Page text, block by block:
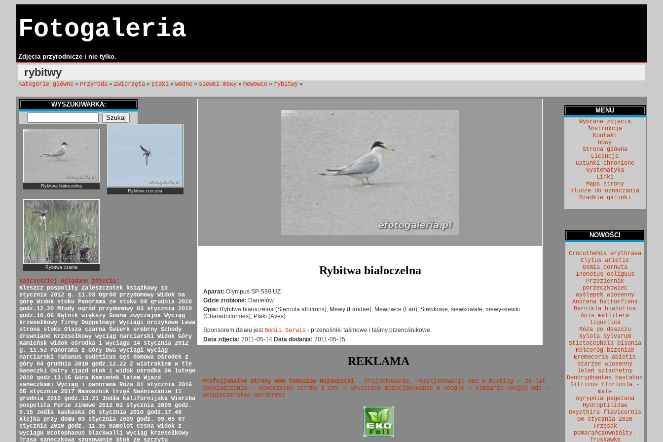
Fotogaleria
Zdjęcia przyrodnicze i nie tylko.
rybitwy
Kategorie główne » Przyroda » Zwierzęta » ptaki » wodne » siewki mewy » mewowce » rybitwy »
WYSZUKIWARKA:
Rybitwa białoczelna
Rybitwa rzeczna
Rybitwa czarna
Najczęściej oglądane zdjęcia:
Kleszcz pospolity Zaleszczotek książkowy 10
stycznia 2012 g. 11.03 Ogród przydomowy Widok na
górę Widok stoku Panorama ze stoku 04 grudnia 2010
godz.12.20 Młody ogród przydomowy 03 stycznia 2010
godz.10.06 Kątnik większy Sosna zwyczajna Wyciąg
krzesełkowy firmy Doppelmayr Wyciągi orczykowe Lewa
strona stoku Olsza czarna Świerk srebrny Schody
drewniane Krzesełkowy wyciąg narciarski Widok Góry
Kamieńsk widok ośrodka i wyciągu 14 stycznia 2012
g. 11.52 Panorama z Góry Dwa wyciągi Wyciąg
narciarski Tabanus sudeticus Gęś domowa Ośrodek z
góry 04 grudnia 2010 godz.12.22 Z wiatrakiem w tle
Saneczki Ostry zjazd stok i widok ośrodka 06 lutego
2010 godz.13.15 Góra Kamieńsk latem Wjazd
saneczkami Wyciąg i panorama Róża 01 stycznia 2016
05 stycznia 2017 Nasosznik trzęś Naśnieżanie 11
grudnia 2010 godz.13.21 Jodła kalifornijska Wierzba
pospolita Ferie zimowe 2012 02 stycznia 2009 godz.
9.15 Jodła kaukaska 05 stycznia 2010 godz.17.48
Alejka przy domu 03 stycznia 2009 godz. 09.05 07
stycznia 2010 godz. 11.35 Samolot Cesna Widok z
wyciągu Scotophaeus blackwalli Wyciąg krzesełkowy
Trasa saneczkowa szusowanie Stok ze szczytu
Rybitwa białoczelna
Aparat: Olympus SP-590 UZ
Gdzie zrobione: Danielów
Opis: Rybitwa białoczelna (Sternula albifrons), Mewy (Laridae), Mewowce (Lari), Siewkowe, siewkowate, mewy-siewki
(Charadriiformes), Ptaki (Aves).
Sponsorem działu jest Bomii Serwis - przenośniki taśmowe i taśmy przenośnikowe.
Data zdjęcia: 2011-05-14 Data dodania: 2011-05-15
REKLAMA
Profesjonalne Strony WWW Tomaszów Mazowiecki - Projektowanie, Pozycjonowanie SEO & Hosting ✅ 25 lat
doświadczenia ✅ Nowoczesne strony z CMS ✅ Skuteczne pozycjonowanie w Google ✅ Kampanie Google Ads ✅
Bezpieczeństwo WordPress
MENU
Wybrane zdjęcia
Instrukcja
Kontakt
nowy
Strona główna
Licencja
Gatunki chronione
Systematyka
Linki
Mapa strony
Klucze do oznaczania
Rzadkie gatunki
NOWOŚCI
Crocothemis erythraea
Clytus arietis
Osmia cornuta
Inonotus obliguus
Przeziernik
porzeczkowiec
Wyślepek wiosenny
Andrena hattorfiana
Bernikla białolica
Apis mellifera
ligustica
Róża po deszczu
Xylota sylvarum
Stictocephala bisonia
Kolcoróg bizoniak
Eremocoris abietis
Starzec wiosenny
Jeleń szlachetny
Dendryphantes hastatus
Sitticus floricola -
male
Agrypnia pagetana
Hydroptilidae
Oxyethira flavicornis
06 stycznia 2020
Trzęsak
pomarańczowożółty.
Truskawka